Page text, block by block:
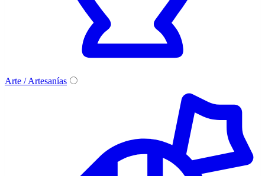
Arte / Artesanías